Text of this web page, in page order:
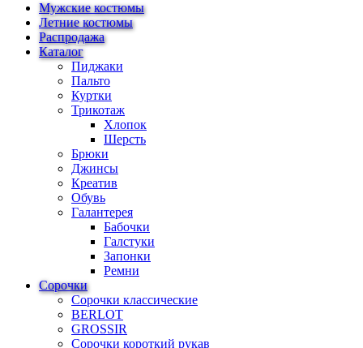
Мужские костюмы
Летние костюмы
Распродажа
Каталог
Пиджаки
Пальто
Куртки
Трикотаж
Хлопок
Шерсть
Брюки
Джинсы
Креатив
Обувь
Галантерея
Бабочки
Галстуки
Запонки
Ремни
Сорочки
Сорочки классические
BERLOT
GROSSIR
Сорочки короткий рукав